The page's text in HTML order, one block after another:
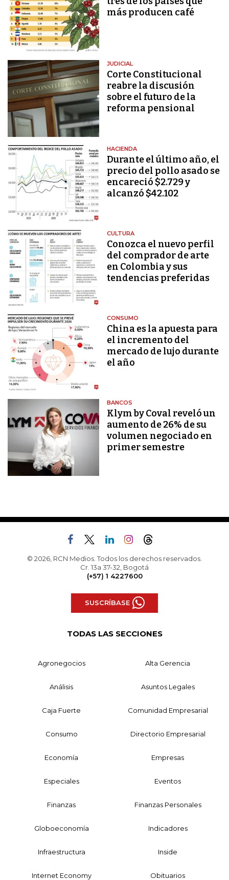
más producen café
JUDICIAL
Corte Constitucional
reabre la discusión
sobre el futuro de la
reforma pensional
HACIENDA
Durante el último año, el
precio del pollo asado se
encareció $2.729 y
alcanzó $42.102
CULTURA
Conozca el nuevo perfil
del comprador de arte
en Colombia y sus
tendencias preferidas
CONSUMO
China es la apuesta para
el incremento del
mercado de lujo durante
el año
BANCOS
Klym by Coval reveló un
aumento de 26% de su
volumen negociado en
primer semestre
© 2026, RCN Medios. Todos los derechos reservados.
Cr. 13a 37-32, Bogotá
(+57) 1 4227600
SUSCRÍBASE
TODAS LAS SECCIONES
Agronegocios Alta Gerencia
Análisis Asuntos Legales
Caja Fuerte Comunidad Empresarial
Consumo Directorio Empresarial
Economía Empresas
Especiales Eventos
Finanzas Finanzas Personales
Globoeconomía Indicadores
Infraestructura Inside
Internet Economy Obituarios